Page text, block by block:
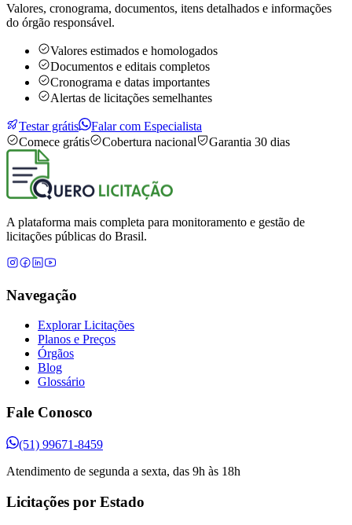
Valores, cronograma, documentos, itens detalhados e informações
do órgão responsável.
Valores estimados e homologados
Documentos e editais completos
Cronograma e datas importantes
Alertas de licitações semelhantes
Testar grátis
Falar com Especialista
Comece grátis
Cobertura nacional Garantia 30 dias
A plataforma mais completa para monitoramento e gestão de
licitações públicas do Brasil.
Navegação
Explorar Licitações
Planos e Preços
Órgãos
Blog
Glossário
Fale Conosco
(51) 99671-8459
Atendimento de segunda a sexta, das 9h às 18h
Licitações por Estado